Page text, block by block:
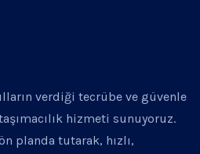
verdiği tecrübe ve güvenle
hizmeti sunuyoruz.
planda tutarak, hızlı,